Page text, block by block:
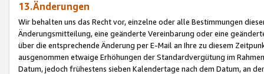
13.Änderungen
Wir behalten uns das Recht vor, einzelne oder alle Bestimmungen
Änderungsmitteilung, eine geänderte Vereinbarung oder eine
über die entsprechende Änderung per E-Mail an Ihre zu diesem
ausgenommen etwaige Erhöhungen der Standardvergütung im
Datum, jedoch frühestens sieben Kalendertage nach dem Datum, an